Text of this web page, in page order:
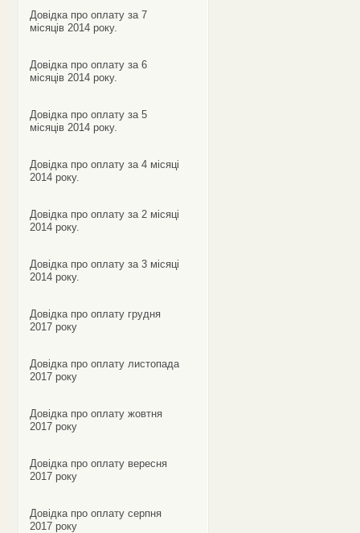
Довідка про оплату за 7
місяців 2014 року.
Довідка про оплату за 6
місяців 2014 року.
Довідка про оплату за 5
місяців 2014 року.
Довідка про оплату за 4 місяці
2014 року.
Довідка про оплату за 2 місяці
2014 року.
Довідка про оплату за 3 місяці
2014 року.
Довідка про оплату грудня
2017 року
Довідка про оплату листопада
2017 року
Довідка про оплату жовтня
2017 року
Довідка про оплату вересня
2017 року
Довідка про оплату серпня
2017 року